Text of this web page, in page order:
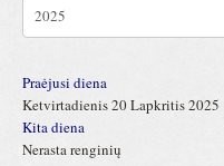
Praėjusi diena
Ketvirtadienis 20 Lapkritis 2025
Kita diena
Nerasta renginių